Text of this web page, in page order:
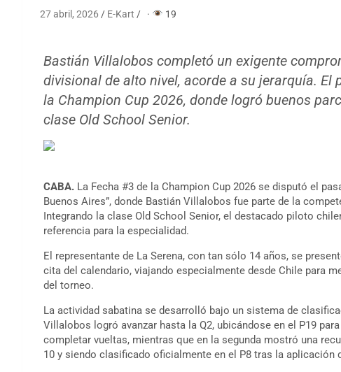
27 abril, 2026 E-Kart · 19
Bastián Villalobos completó un exigente
divisional de alto nivel, acorde a su jerarquía.
la Champion Cup 2026, donde logró buenos
clase Old School Senior.
CABA. La Fecha #3 de la Champion Cup 2026 se disputó el
Buenos Aires”, donde Bastián Villalobos fue parte de la
Integrando la clase Old School Senior, el destacado piloto
referencia para la especialidad.
El representante de La Serena, con tan sólo 14 años, se
cita del calendario, viajando especialmente desde Chile para
del torneo.
La actividad sabatina se desarrolló bajo un sistema de
Villalobos logró avanzar hasta la Q2, ubicándose en el P19
completar vueltas, mientras que en la segunda mostró una
10 y siendo clasificado oficialmente en el P8 tras la aplicación